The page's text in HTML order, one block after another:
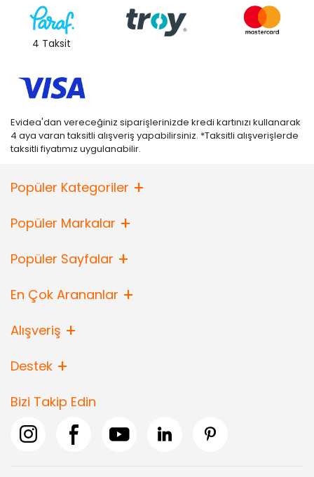
4 Taksit
Evidea'dan vereceğiniz siparişlerinizde kredi kartınızı kullanarak
4 aya varan taksitli alışveriş yapabilirsiniz. *Taksitli alışverişlerde
taksitli fiyatımız uygulanabilir.
Popüler Kategoriler
Popüler Markalar
Popüler Sayfalar
En Çok Arananlar
Alışveriş
Destek
Bizi Takip Edin